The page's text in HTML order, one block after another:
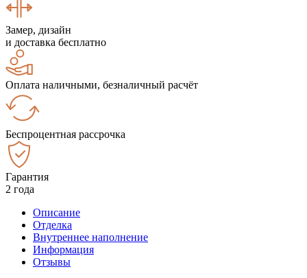
Замер, дизайн
и доставка бесплатно
Оплата наличными, безналичный расчёт
Беспроцентная рассрочка
Гарантия
2 года
Описание
Отделка
Внутреннее наполнение
Информация
Отзывы